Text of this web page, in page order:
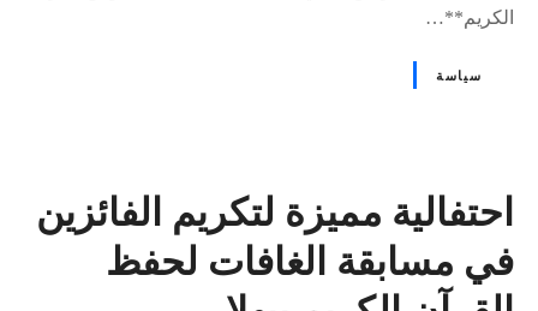
الكريم**…
سياسة
احتفالية مميزة لتكريم الفائزين
في مسابقة الغافات لحفظ